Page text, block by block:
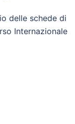
delle schede di
Internazionale